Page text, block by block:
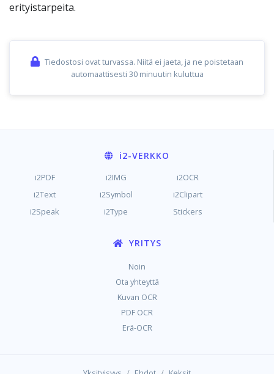
erityistarpeita.
Tiedostosi ovat turvassa. Niitä ei jaeta, ja ne poistetaan
automaattisesti 30 minuutin kuluttua
i2-VERKKO
i2PDF i2IMG
i2OCR
i2Text
i2Symbol
i2Clipart
i2Speak
i2Type Stickers
YRITYS
Noin
Ota yhteyttä
Kuvan OCR
PDF OCR
Erä-OCR